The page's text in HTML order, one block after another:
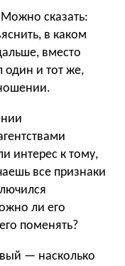
сказать:
в каком
вместо
один и тот же,
интерес к тому,
все признаки
ли его
поменять?
— насколько